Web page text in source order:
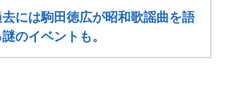
には駒田徳広が昭和歌謡曲を語
謎のイベントも。